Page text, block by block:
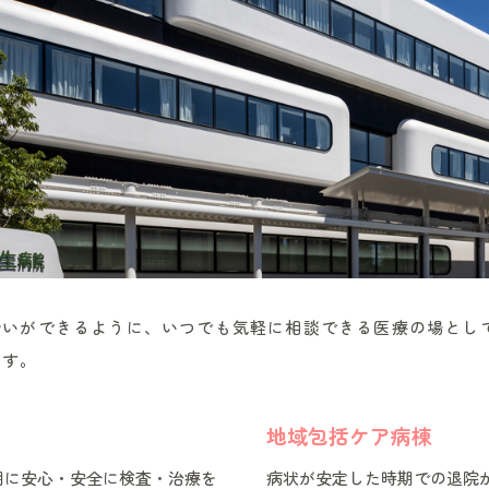
ができるように、いつでも気軽に相談できる医療の場とし
。
安心・安全に検査・治療を
地域包括ケア病棟
病状が安定した時期での退院